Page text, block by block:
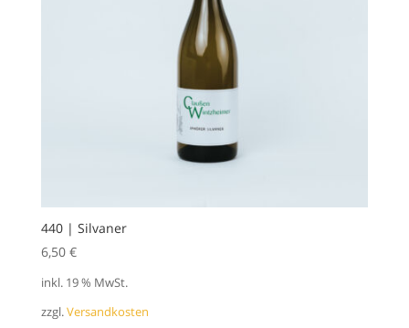
440 | Silvaner
6,50 €
inkl. 19 % MwSt.
zzgl.Versandkosten